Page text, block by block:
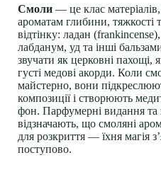
Смоли — це клас
ароматам глибини, тяжкості
відтінку: ладан
лабданум, уд та інші
звучати як церковні пахощі,
густі медові акорди. Коли
майстерно, вони
композиції і створюють
фон. Парфумерні видання та
відзначають, що смоляні
для розкриття — їхня магія
поступово.